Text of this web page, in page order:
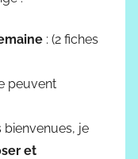
: (2 fiches
peuvent
bienvenues, je
et